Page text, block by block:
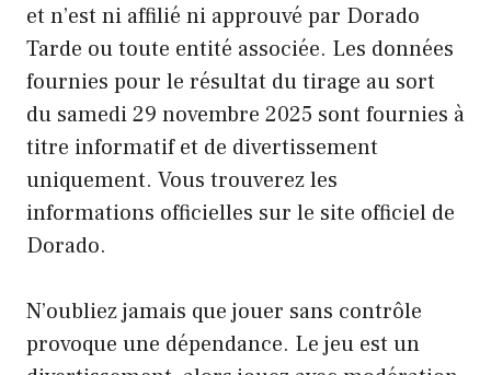
et n’est ni affilié ni approuvé par Dorado
Tarde ou toute entité associée. Les données
fournies pour le résultat du tirage au sort
du samedi 29 novembre 2025 sont fournies à
titre informatif et de divertissement
uniquement. Vous trouverez les
informations officielles sur le site officiel de
Dorado.
N’oubliez jamais que jouer sans contrôle
provoque une dépendance. Le jeu est un